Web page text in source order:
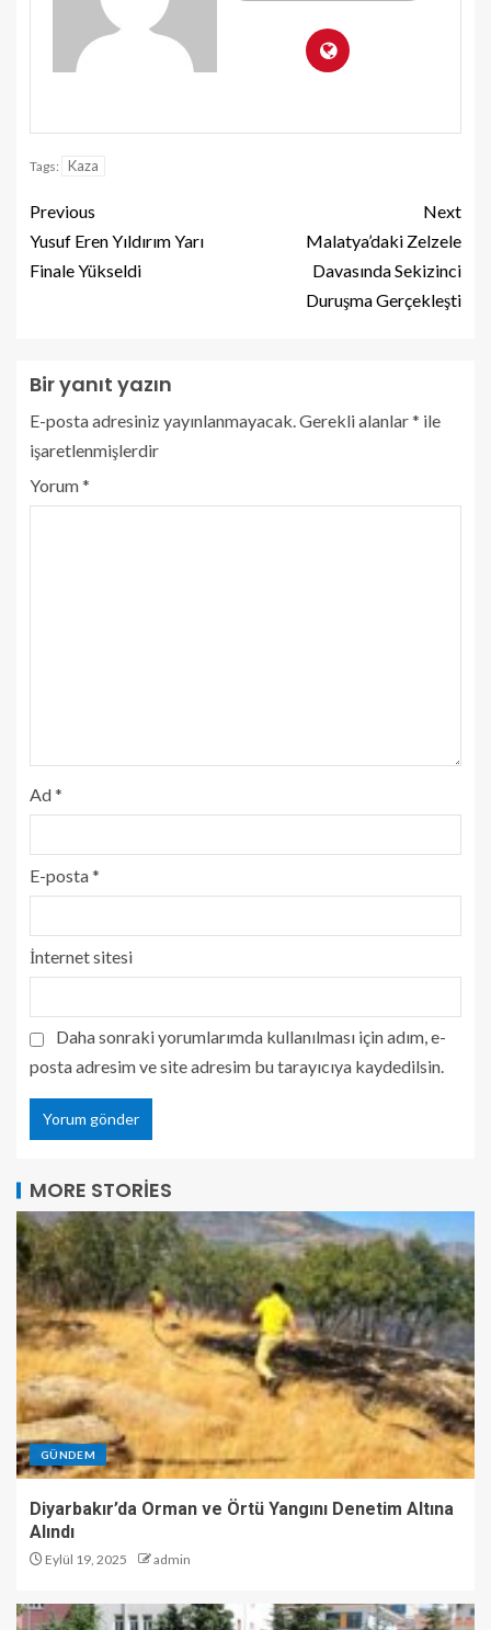
Tags: Kaza
Previous
Yusuf Eren Yıldırım Yarı
Finale Yükseldi
Next
Malatya’daki Zelzele
Davasında Sekizinci
Duruşma Gerçekleşti
Bir yanıt yazın
E-posta adresiniz yayınlanmayacak.Gerekli alanlar* ile
işaretlenmişlerdir
Yorum*
Ad*
E-posta*
İnternet sitesi
Daha sonraki yorumlarımda kullanılması için adım, e-
posta adresim ve site adresim bu tarayıcıya kaydedilsin.
MORE STORIES
GÜNDEM
Diyarbakır’da Orman ve Örtü Yangını Denetim Altına
Alındı
Eylül 19, 2025 admin